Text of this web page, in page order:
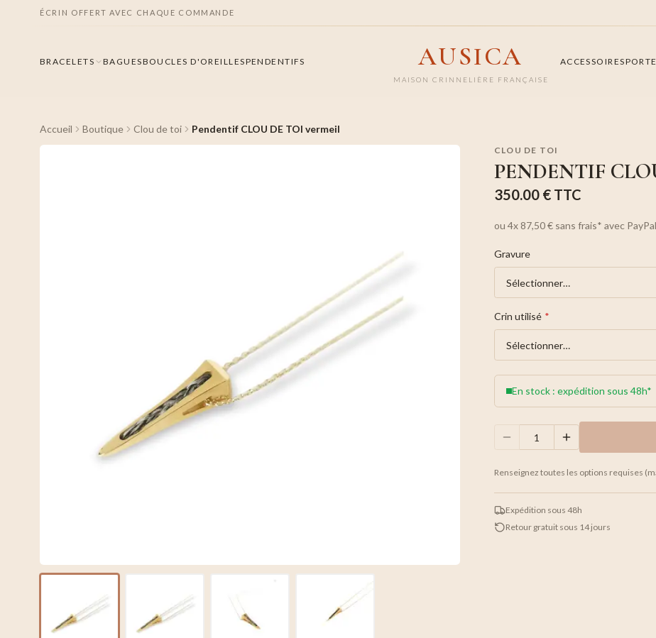
ÉCRIN OFFERT AVEC CHAQUE COMMANDE
BRACELETS BAGUESBOUCLES D'OREILLESPENDENTIFS AUSICA
MAISON CRINNELIÈRE FRANÇAISE
ACCESSOIRES
Accueil Boutique Clou de toi Pendentif CLOU DE TOI vermeil
CLOU DE TOI
PENDENTIF
350.00 € TTC
ou 4x 87,50 € sans frais* avec PayPal
Gravure
Crin utilisé *
En stock : expédition sous 48h*
Renseignez toutes les options requises
Expédition sous 48h
Retour gratuit sous 14 jours